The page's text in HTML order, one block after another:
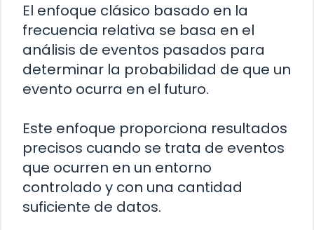
El enfoque clásico basado en la
frecuencia relativa se basa en el
análisis de eventos pasados para
determinar la probabilidad de que un
evento ocurra en el futuro.
Este enfoque proporciona resultados
precisos cuando se trata de eventos
que ocurren en un entorno
controlado y con una cantidad
suficiente de datos.